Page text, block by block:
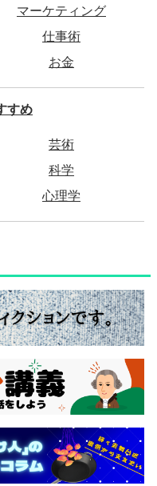
マーケティング
仕事術
お金
すめ
芸術
科学
心理学